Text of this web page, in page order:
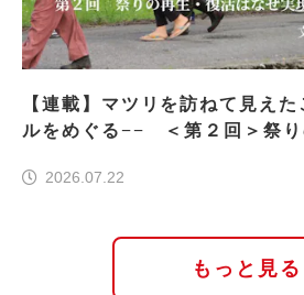
【連載】マツリを訪ねて見え
ルをめぐる−− ＜第２回＞祭り
2026.07.22
もっと見る